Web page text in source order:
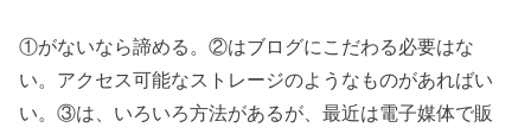
①がないなら諦める。②はブログにこだわる必要はな
い。アクセス可能なストレージのようなものがあればい
い。③は、いろいろ方法があるが、最近は電子媒体で販